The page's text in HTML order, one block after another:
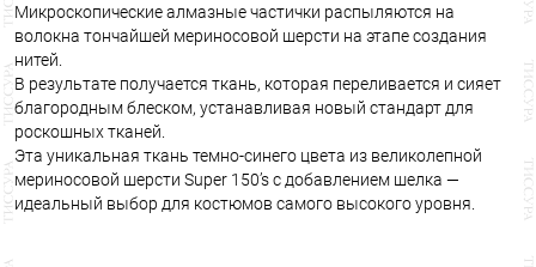
Микроскопические алмазные частички распыляются на
волокна тончайшей мериносовой шерсти на этапе создания
нитей.
В результате получается ткань, которая переливается и сияет
благородным блеском, устанавливая новый стандарт для
роскошных тканей.
Эта уникальная ткань темно-синего цвета из великолепной
мериносовой шерсти Super 150’s с добавлением шелка —
идеальный выбор для костюмов самого высокого уровня.